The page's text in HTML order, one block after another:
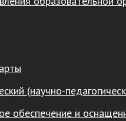
(научно-
обеспечение и